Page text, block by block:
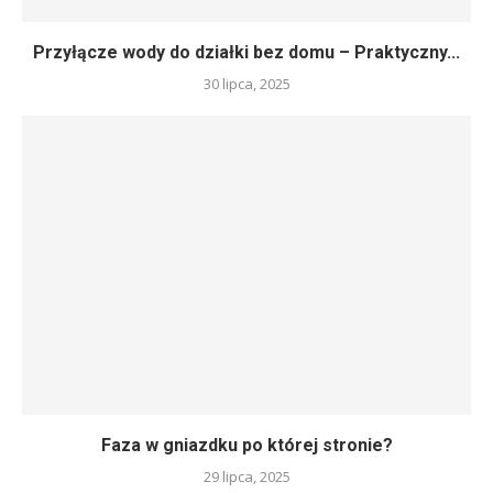
Przyłącze wody do działki bez domu – Praktyczny...
30 lipca, 2025
Faza w gniazdku po której stronie?
29 lipca, 2025